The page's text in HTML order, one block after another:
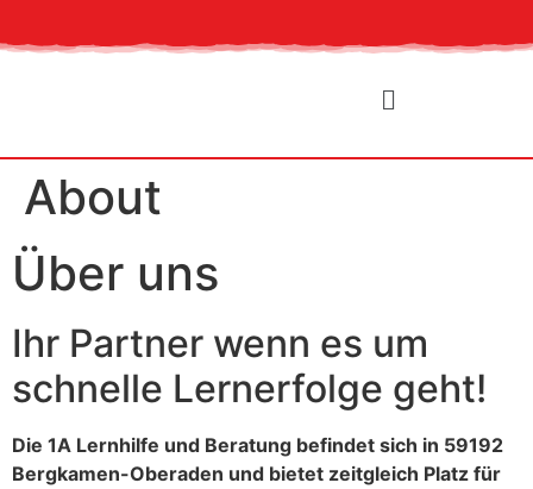
About
Über uns
Ihr Partner wenn es um
schnelle Lernerfolge geht!
Die 1A Lernhilfe und Beratung befindet sich in 59192
Bergkamen-Oberaden und bietet zeitgleich Platz für